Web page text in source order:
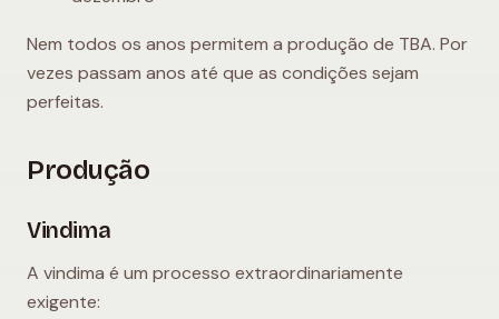
Nem todos os anos permitem a produção de TBA. Por
vezes passam anos até que as condições sejam
perfeitas.
Produção
Vindima
A vindima é um processo extraordinariamente
exigente: